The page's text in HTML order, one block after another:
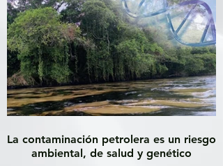
La contaminación petrolera es un riesgo
ambiental, de salud y genético